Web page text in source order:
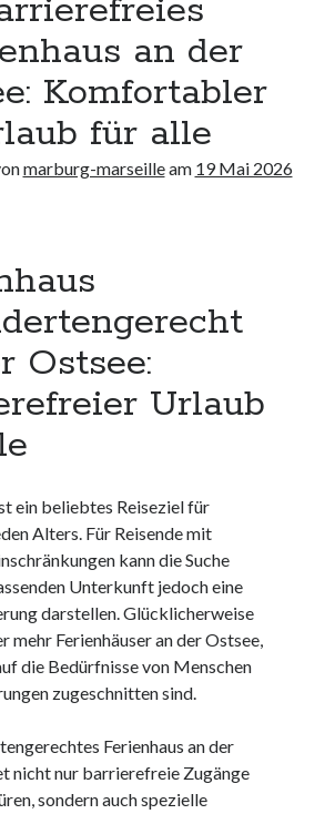
an der
Komfortabler
für alle
marburg-marseilleam 19 Mai 2026
Ostsee:
Urlaub
ein beliebtes Reiseziel für
Alters. Für Reisende mit
kann die Suche
Unterkunft jedoch eine
darstellen. Glücklicherweise
mehr Ferienhäuser an der Ostsee,
die Bedürfnisse von Menschen
zugeschnitten sind.
Ferienhaus an der
nicht nur barrierefreie Zugänge
sondern auch spezielle